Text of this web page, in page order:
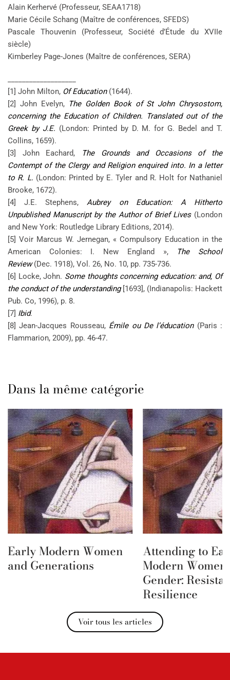
Alain Kerhervé (Professeur, SEAA1718)
Marie Cécile Schang (Maître de conférences, SFEDS)
Pascale Thouvenin (Professeur, Société d’Étude du XVIIe
siècle)
Kimberley Page-Jones (Maître de conférences, SERA)
[1] John Milton, Of Education(1644).
[2] John Evelyn, The Golden Book of St John Chrysostom,
concerning the Education of Children. Translated out of the
Greek by J.E. (London: Printed by D. M. for G. Bedel and T.
Collins, 1659).
[3] John Eachard,
The Grounds and Occasions of the
Contempt of the Clergy and Religion enquired into. In a letter
to R. L. (London: Printed by E. Tyler and R. Holt for Nathaniel
Brooke, 1672).
[4] J.E. Stephens,Aubrey on Education: A Hitherto
Unpublished Manuscript by the Author of Brief Lives(London
and New York: Routledge Library Editions, 2014).
[5] Voir Marcus W. Jernegan, « Compulsory Education in the
American Colonies: I. New England », The School
Review(Dec. 1918), Vol. 26, No. 10, pp. 735-736.
[6] Locke, John. Some thoughts concerning education: and, Of
the conduct of the understanding[1693], (Indianapolis: Hackett
Pub. Co, 1996), p. 8.
[7] Ibid.
[8] Jean-Jacques Rousseau, Émile ou De l’éducation(Paris :
Flammarion, 2009), pp. 46-47.
Dans la même catégorie
Early Modern Women
and Generations
Attending to
Modern Women
Gender:
Resilience
Voir tous les articles